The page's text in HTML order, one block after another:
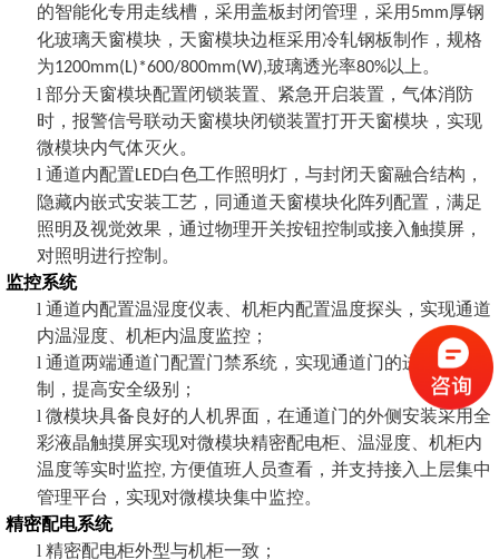
的智能化专用走线槽，采用盖板封闭管理，采用 5mm厚钢
化玻璃天窗模块，天窗模块边框采用冷轧钢板制作，规格
为1200mm(L)*600/800mm(W),玻璃透光率80%以上。
l 部分天窗模块配置闭锁装置、紧急开启装置，气体消防
时，报警信号联动天窗模块闭锁装置打开天窗模块，实现
微模块内气体灭火。
l 通道内配置LED白色工作照明灯，与封闭天窗融合结构，
隐藏内嵌式安装工艺，同通道天窗模块化阵列配置，满足
照明及视觉效果，通过物理开关按钮控制或接入触摸屏，
对照明进行控制。
监控系统
l 通道内配置温湿度仪表、机柜内配置温度探头，实现通道
内温湿度、机柜内温度监控；
l 通道两端通道门配置门禁系统，实现通道门的进出人员控
制，提高安全级别；
l 微模块具备良好的人机界面，在通道门的外侧安装采用全
彩液晶触摸屏实现对微模块精密配电柜、温湿度、机柜内
温度等实时监控, 方便值班人员查看，并支持接入上层集中
管理平台，实现对微模块集中监控。
精密配电系统
l 精密配电柜外型与机柜一致；